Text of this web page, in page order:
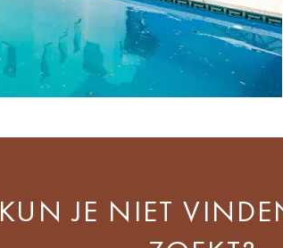
KUN JE NIET